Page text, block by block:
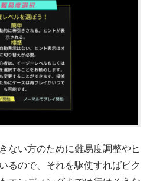
ない方のために難易度調整やヒ
るので、それを駆使すればピク